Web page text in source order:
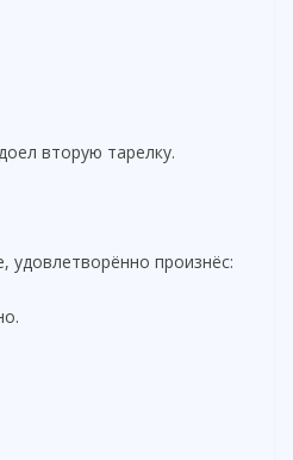
вторую тарелку.
удовлетворённо произнёс: